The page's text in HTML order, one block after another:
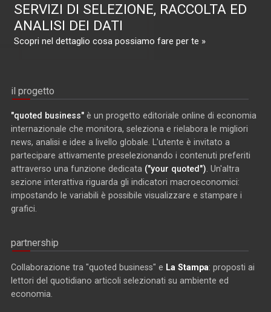
SERVIZI DI SELEZIONE, RACCOLTA ED
ANALISI DEI DATI
Scopri nel dettaglio cosa possiamo fare per te »
il progetto
"quoted business" è un progetto editoriale online di economia
internazionale che monitora, seleziona e rielabora le migliori
news, analisi e idee a livello globale. L'utente è invitato a
partecipare attivamente preselezionando i contenuti preferiti
attraverso una funzione dedicata ("your quoted") . Un'altra
sezione interattiva riguarda gli indicatori macroeconomici:
impostando le variabili è possibile visualizzare e stampare i
grafici.
partnership
Collaborazione tra "quoted business" e La Stampa: proposti ai
lettori del quotidiano articoli selezionati su ambiente ed
economia.